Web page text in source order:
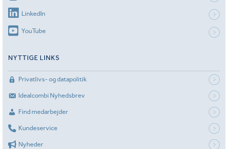
LinkedIn
YouTube
NYTTIGE LINKS
Privatlivs- og datapolitik
Idealcombi Nyhedsbrev
Find medarbejder
Kundeservice
Nyheder